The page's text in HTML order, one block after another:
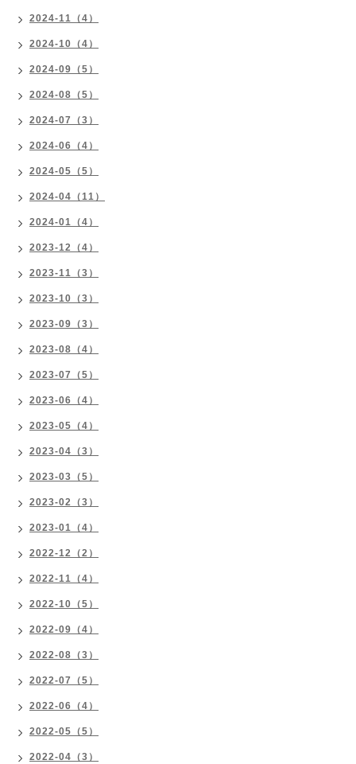
2024-11（4）
2024-10（4）
2024-09（5）
2024-08（5）
2024-07（3）
2024-06（4）
2024-05（5）
2024-04（11）
2024-01（4）
2023-12（4）
2023-11（3）
2023-10（3）
2023-09（3）
2023-08（4）
2023-07（5）
2023-06（4）
2023-05（4）
2023-04（3）
2023-03（5）
2023-02（3）
2023-01（4）
2022-12（2）
2022-11（4）
2022-10（5）
2022-09（4）
2022-08（3）
2022-07（5）
2022-06（4）
2022-05（5）
2022-04（3）